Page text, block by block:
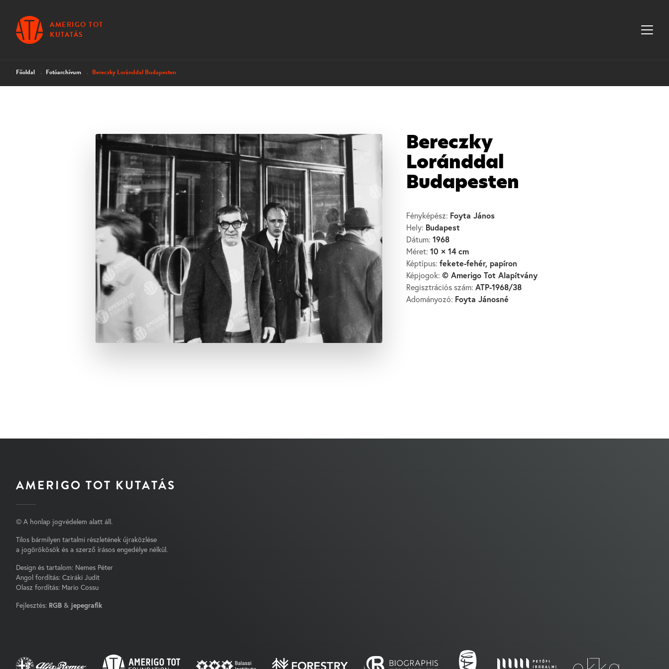
AMERIGO TOT
KUTATÁS
Főoldal Fotóarchívum Bereczky Loránddal Budapesten
Bereczky
Loránddal
Budapesten
Fényképész: Foyta János
Hely: Budapest
Dátum: 1968
Méret: 10 × 14 cm
Képtípus: fekete-fehér, papíron
Képjogok: © Amerigo Tot Alapítvány
Regisztrációs szám: ATP-1968/38
Adományozó: Foyta Jánosné
AMERIGO TOT KUTATÁS
© A honlap jogvédelem alatt áll.
Tilos bármilyen tartalmi részletének újraközlése
a jogörökösök és a szerző írásos engedélye nélkül.
Design és tartalom: Nemes Péter
Angol fordítás: Cziráki Judit
Olasz fordítás: Mario Cossu
Fejlesztés: RGB & jepegrafik